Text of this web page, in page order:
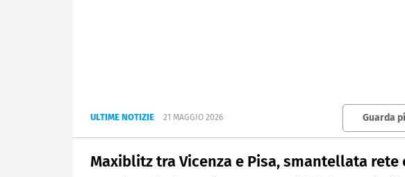
ULTIME NOTIZIE 21 MAGGIO 2026 Guarda
Maxiblitz tra Vicenza e Pisa, smantellata